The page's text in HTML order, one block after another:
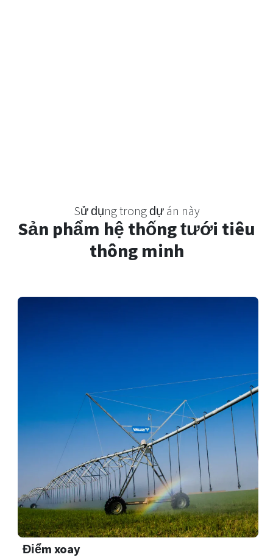
Sử dụng trong dự án này
Sản phẩm hệ thống tưới tiêu
thông minh
Điểm xoay